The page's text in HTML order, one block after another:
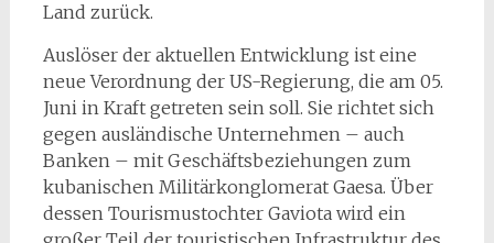
Land zurück.
Auslöser der aktuellen Entwicklung ist eine
neue Verordnung der US-Regierung, die am 05.
Juni in Kraft getreten sein soll. Sie richtet sich
gegen ausländische Unternehmen – auch
Banken – mit Geschäftsbeziehungen zum
kubanischen Militärkonglomerat Gaesa. Über
dessen Tourismustochter Gaviota wird ein